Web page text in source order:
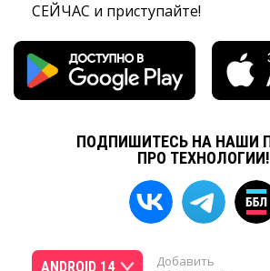
СЕЙЧАС и приступайте!
ПОДПИШИТЕСЬ НА НАШИ
ПРО ТЕХНОЛОГИИ!
ANDROID 14
Добавить